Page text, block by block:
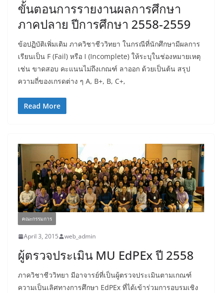
ขั้นตอนการรายงานผลการศึกษา
ภาคปลาย ปีการศึกษา 2558-2559
ข้อปฏิบัติเพิ่มเติม ภาควิชาชีววิทยา ในกรณีที่นักศึกษามีผลการ
เรียนเป็น F (Fail) หรือ I (Incomplete) ให้ระบุในช่องหมายเหตุ
เช่น ขาดสอบ คะแนนไม่ถึงเกณฑ์ ลาออก ด้วยเป็นต้น สรุป
ความถี่ของเกรดต่าง ๆ A, B+, B, C+,
Read More
คณะกรรมการ
April 3, 2015 web_admin
ผู้ตรวจประเมิน MU EdPEx ปี 2558
ภาควิชาชีววิทยา มีอาจารย์ที่เป็นผู้ตรวจประเมินตามเกณฑ์
ความเป็นเลิศทางการศึกษา EdPEx ที่ได้เข้าร่วมการอบรมเชิง